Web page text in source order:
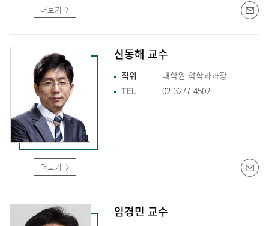
더보기
더보기
신동해 교수
직위
대학원 약학과과장
TEL
02-3277-4502
임경민 교수